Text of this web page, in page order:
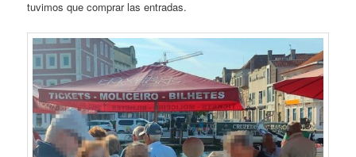
tuvimos que comprar las entradas.